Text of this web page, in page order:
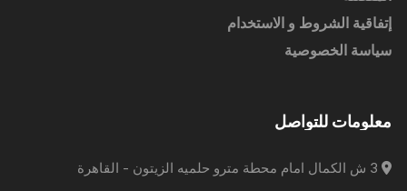
إتفاقية الشروط و الاستخدام
سياسة الخصوصية
معلومات للتواصل